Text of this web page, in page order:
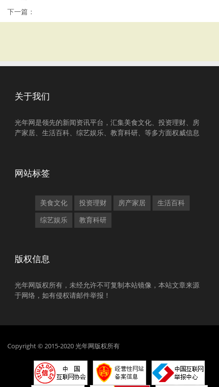
下一篇：
关于我们
光年网是领先的新闻资讯平台，汇集美食文化、投资理财、房
产家居、生活百科、综艺娱乐、教育科研、等多方面权威信息
网站标签
美食文化 投资理财 房产家居 生活百科
综艺娱乐 教育科研
版权信息
光年网版权所有，未经允许不可复制本站镜像，本站文章来源
于网络，如有侵权请邮件举报！
Copyright © 2015-2020 光年网版权所有